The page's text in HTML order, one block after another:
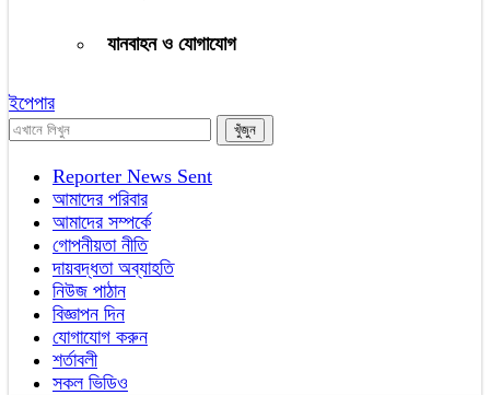
যানবাহন ও যোগাযোগ
ইপেপার
Reporter News Sent
আমাদের পরিবার
আমাদের সম্পর্কে
গোপনীয়তা নীতি
দায়বদ্ধতা অব্যাহতি
নিউজ পাঠান
বিজ্ঞাপন দিন
যোগাযোগ করুন
শর্তাবলী
সকল ভিডিও